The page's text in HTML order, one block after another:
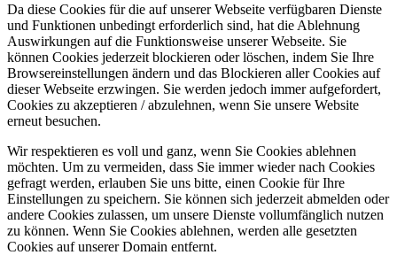
Da diese Cookies für die auf unserer Webseite verfügbaren Dienste
und Funktionen unbedingt erforderlich sind, hat die Ablehnung
Auswirkungen auf die Funktionsweise unserer Webseite. Sie
können Cookies jederzeit blockieren oder löschen, indem Sie Ihre
Browsereinstellungen ändern und das Blockieren aller Cookies auf
dieser Webseite erzwingen. Sie werden jedoch immer aufgefordert,
Cookies zu akzeptieren / abzulehnen, wenn Sie unsere Website
erneut besuchen.
Wir respektieren es voll und ganz, wenn Sie Cookies ablehnen
möchten. Um zu vermeiden, dass Sie immer wieder nach Cookies
gefragt werden, erlauben Sie uns bitte, einen Cookie für Ihre
Einstellungen zu speichern. Sie können sich jederzeit abmelden oder
andere Cookies zulassen, um unsere Dienste vollumfänglich nutzen
zu können. Wenn Sie Cookies ablehnen, werden alle gesetzten
Cookies auf unserer Domain entfernt.